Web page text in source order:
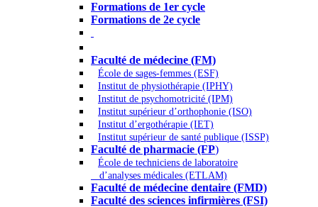
Formations de 1er cycle
Formations de 2e cycle
Faculté de médecine (FM)
École de sages-femmes (ESF)
Institut de physiothérapie (IPHY)
Institut de psychomotricité (IPM)
Institut supérieur d’orthophonie (ISO)
Institut d’ergothérapie (IET)
Institut supérieur de santé publique (ISSP)
Faculté de pharmacie (FP)
École de techniciens de laboratoire
d’analyses médicales (ETLAM)
Faculté de médecine dentaire (FMD)
Faculté des sciences infirmières (FSI)